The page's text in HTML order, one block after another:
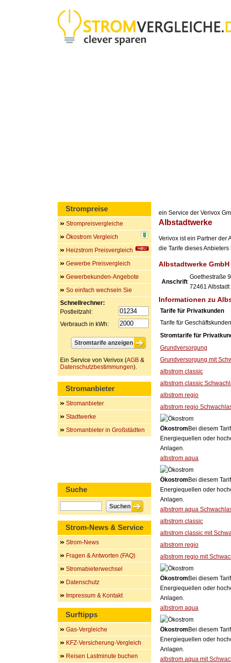
ein Service der Verivox
Albstadtwerke
Verivox ist ein Partner der
die Tarife dieses
Albstadtwerke GmbH
Anschrift
Goethestraße
72461 Albstadt
Informationen zu
Tarife für Privatkunden
Tarife für Geschäftskunden
Stromtarife für
Grundversorgung
Grundversorgung mit
albstrom classic
albstrom classic
albstrom regio
albstrom regio
Ökostrom Bei diesem
Energiequellen oder
Anlagen.
albstrom aqua
Ökostrom Bei diesem
Energiequellen oder
Anlagen.
albstrom aqua
albstrom classic
albstrom classic mit
albstrom regio
albstrom regio mit
Ökostrom Bei diesem
Energiequellen oder
Anlagen.
albstrom aqua
Ökostrom Bei diesem
Energiequellen oder
Anlagen.
albstrom aqua mit
Strompreise
Strompreisvergleiche
Ökostrom Vergleich
Heizstrom Preisvergleich
Gewerbe Preisvergleich
Gewerbekunden-Angebote
So einfach wechseln Sie
Schnellrechner:
Postleitzahl:
Verbrauch in kWh:
Ein Service von Verivox (AGB &
Datenschutzbestimmungen).
Stromanbieter
Stromanbieter
Stadtwerke
Stromanbieter in Großstädten
Suche
Strom-News & Service
Strom-News
Fragen & Antworten (FAQ)
Stromabieterwechsel
Datenschutz
Impressum & Kontakt
Surftipps
Gas-Vergleiche
KFZ-Versicherung-Vergleich
Reisen Lastminute buchen